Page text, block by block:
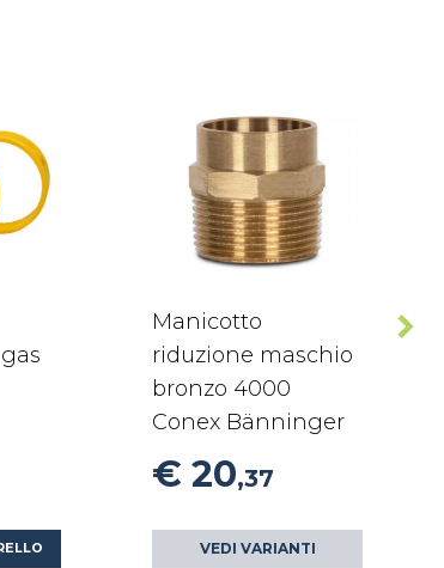
Manicotto
riduzione maschio
bronzo 4000
Conex Bänninger
€ 20,37
VEDI VARIANTI